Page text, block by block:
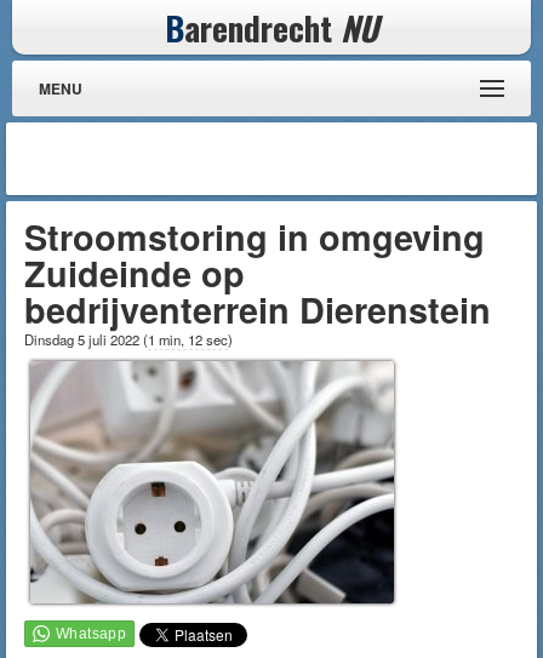
Barendrecht NU
MENU
Stroomstoring in omgeving
Zuideinde op
bedrijventerrein Dierenstein
Dinsdag 5 juli 2022(1 min, 12 sec)